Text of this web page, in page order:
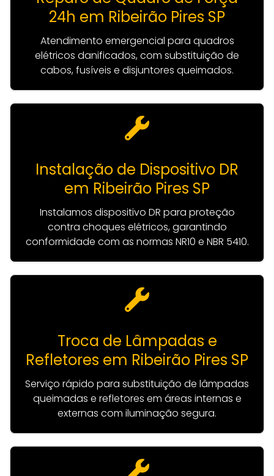
24h em Ribeirão Pires SP
Atendimento emergencial para quadros
elétricos danificados, com substituição de
cabos, fusíveis e disjuntores queimados.
Instalação de Dispositivo DR
em Ribeirão Pires SP
Instalamos dispositivo DR para proteção
contra choques elétricos, garantindo
conformidade com as normas NR10 e NBR 5410.
Troca de Lâmpadas e
Refletores em Ribeirão Pires SP
Serviço rápido para substituição de lâmpadas
queimadas e refletores em áreas internas e
externas com iluminação segura.